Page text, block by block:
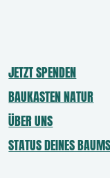
JETZT SPENDEN
BAUKASTEN NATUR
ÜBER UNS
STATUS DEINES BAUMS